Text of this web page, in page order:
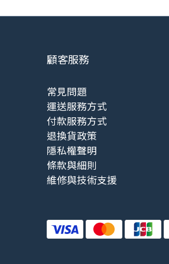
顧客服務
常見問題
運送服務方式
付款服務方式
退換貨政策
隱私權聲明
條款與細則
維修與技術支援